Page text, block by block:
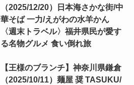
（2025/12/20）日本海さかな街/中
華そば 一力/えがわの水羊かん
〈週末トラベル〉福井県民が愛す
る名物グルメ 食い倒れ旅
【王様のブランチ】神奈川県鎌倉
（2025/10/11）麺屋 奨 TASUKU/